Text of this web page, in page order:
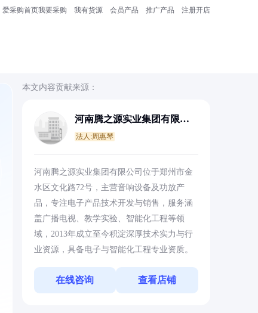
爱采购首页我要采购 我有货源 会员产品 推广产品 注册开店
本文内容贡献来源：
河南腾之源实业集团有限公
法人:周惠琴
河南腾之源实业集团有限公司位于郑州市金
水区文化路72号，主营音响设备及功放产
品，专注电子产品技术开发与销售，服务涵
盖广播电视、教学实验、智能化工程等领
域，2013年成立至今积淀深厚技术实力与行
业资源，具备电子与智能化工程专业资质。
在线咨询 查看店铺